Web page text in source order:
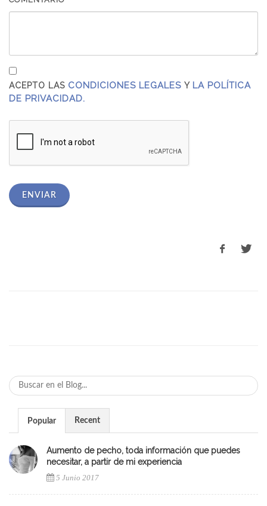
ACEPTO LAS CONDICIONES LEGALES Y LA POLÍTICA
DE PRIVACIDAD.
ENVIAR
Popular Recent
Aumento de pecho, toda información que puedes
necesitar, a partir de mi experiencia
5 Junio 2017